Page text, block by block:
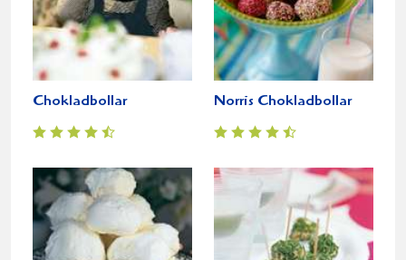
Chokladbollar Norris Chokladbollar